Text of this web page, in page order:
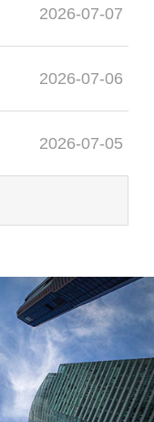
2026-07-07
2026-07-06
2026-07-05